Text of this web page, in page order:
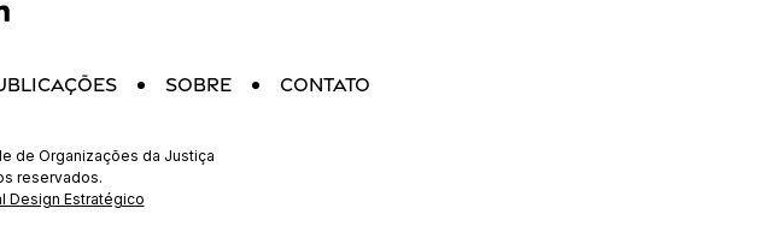
Sobre Contato
de Organizações da Justiça
reservados.
Design Estratégico